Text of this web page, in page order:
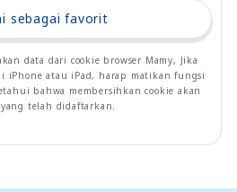
sebagai favorit
data dari cookie browser Mamy, Jika
iPhone atau iPad, harap matikan fungsi
bahwa membersihkan cookie akan
telah didaftarkan.